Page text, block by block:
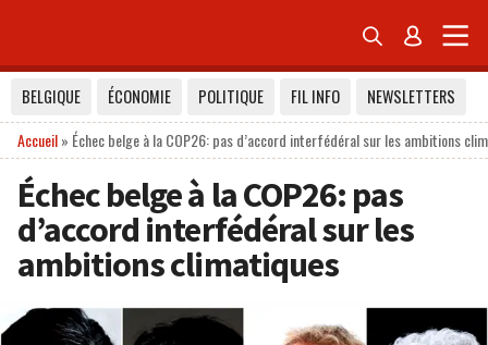
 
BELGIQUE ÉCONOMIE POLITIQUE FIL INFO
NEWSLETTERS
Accueil» Échec belge à la COP26: pas d’accord interfédéral sur les ambitions
Échec belge à la COP26: pas
d’accord interfédéral sur les
ambitions climatiques